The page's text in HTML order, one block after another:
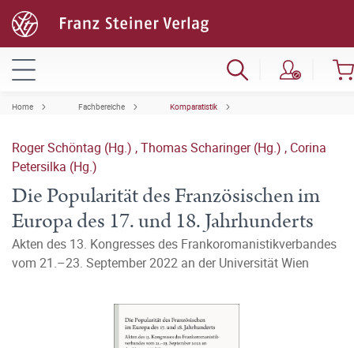
Home Fachbereiche Komparatistik
Roger Schöntag (Hg.) ,Thomas Scharinger (Hg.) , Corina
Petersilka (Hg.)
Die Popularität des Französischen im
Europa des 17. und 18. Jahrhunderts
Akten des 13. Kongresses des Frankoromanistikverbandes
vom 21.–23. September 2022 an der Universität Wien